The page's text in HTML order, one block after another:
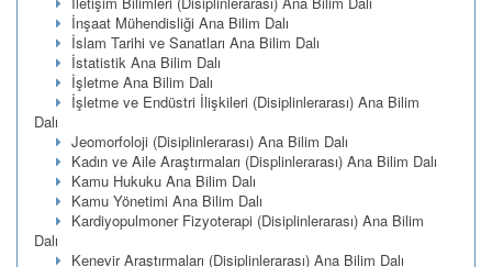
İnşaat Mühendisliği Ana Bilim Dalı
İslam Tarihi ve Sanatları Ana Bilim Dalı
İstatistik Ana Bilim Dalı
İşletme Ana Bilim Dalı
İşletme ve Endüstri İlişkileri (Disiplinlerarası) Ana Bilim
Dalı
Jeomorfoloji (Disiplinlerarası) Ana Bilim Dalı
Kadın ve Aile Araştırmaları (Displinlerarası) Ana Bilim Dalı
Kamu Hukuku Ana Bilim Dalı
Kamu Yönetimi Ana Bilim Dalı
Kardiyopulmoner Fizyoterapi (Disiplinlerarası) Ana Bilim
Dalı
Kenevir Araştırmaları (Disiplinlerarası) Ana Bilim Dalı